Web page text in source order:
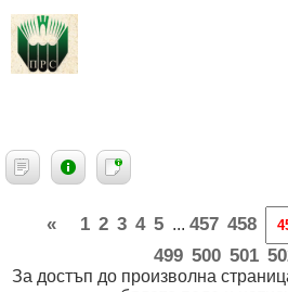
« 1 2 3 4 5 ... 457 458
499 500 501
За достъп до произволна